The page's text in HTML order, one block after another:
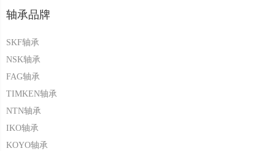
轴承品牌
SKF轴承
NSK轴承
FAG轴承
TIMKEN轴承
NTN轴承
IKO轴承
KOYO轴承